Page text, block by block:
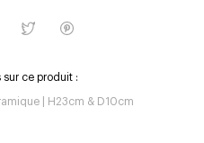
sur ce produit :
| H23cm & D10cm